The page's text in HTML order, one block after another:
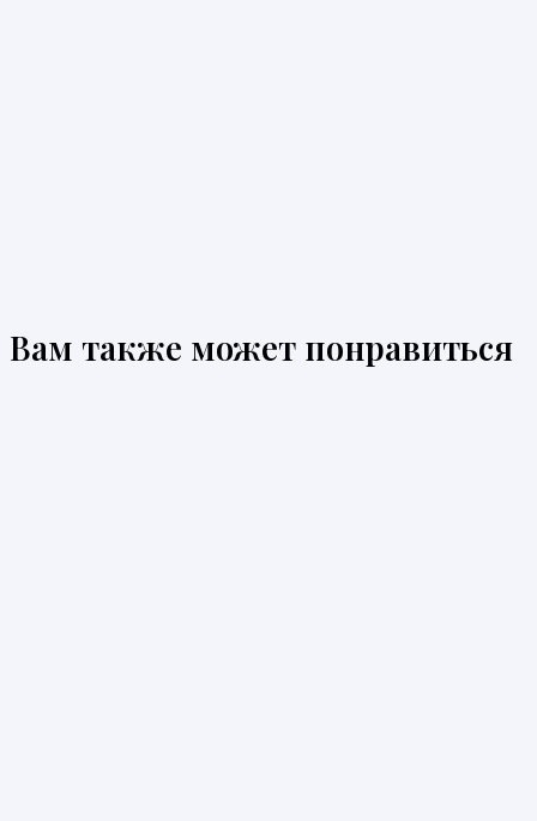
Вам также может понравиться